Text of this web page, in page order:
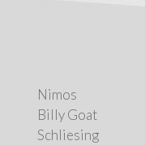
Nimos
Billy Goat
Schliesing